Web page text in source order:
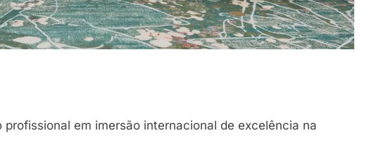
em imersão internacional de excelência na